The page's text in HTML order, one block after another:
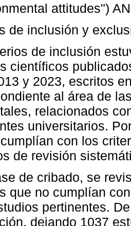
attitudes")
de inclusión y
de inclusión
científicos
y 2023, escritos
al área de
relacionados
universitarios.
con los
de revisión
de cribado, se
que no cumplían
pertinentes.
dejando 1037